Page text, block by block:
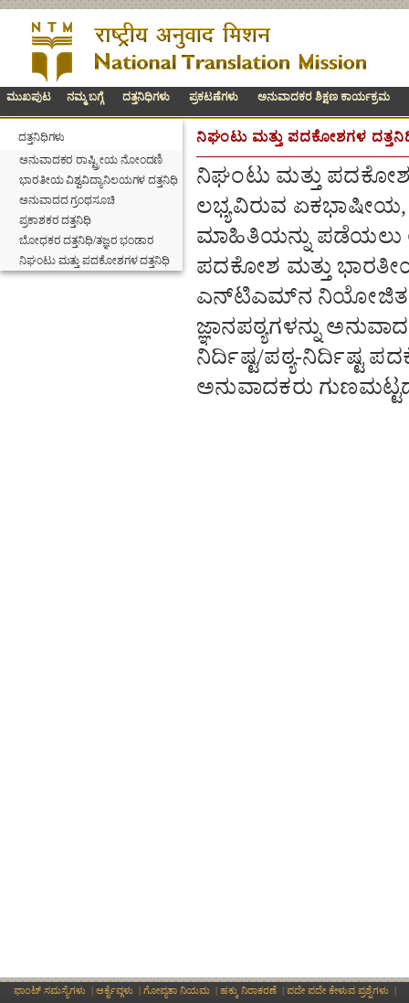
ಮುಖಪುಟ ನಮ್ಮ ಬಗ್ಗೆ ದತ್ತನಿಧಿಗಳು ಪ್ರಕಟಣೆಗಳು ಅನುವಾದಕರ ಶಿಕ್ಷಣ ಕಾರ್ಯಕ್ರಮ
ದತ್ತನಿಧಿಗಳು
ಅನುವಾದಕರ ರಾಷ್ಟ್ರೀಯ ನೋಂದಣಿ
ಭಾರತೀಯ ವಿಶ್ವವಿದ್ಯಾನಿಲಯಗಳ ದತ್ತನಿಧಿ
ಅನುವಾದದ ಗ್ರಂಥಸೂಚಿ
ಪ್ರಕಾಶಕರ ದತ್ತನಿಧಿ
ಬೋಧಕರ ದತ್ತನಿಧಿ/ತಜ್ಞರ ಭಂಡಾರ
ನಿಘಂಟು ಮತ್ತು ಪದಕೋಶಗಳ ದತ್ತನಿಧಿ
ನಿಘಂಟು ಮತ್ತು ಪದಕೋಶಗಳ
ನಿಘಂಟು ಮತ್ತು
ಲಭ್ಯವಿರುವ
ಮಾಹಿತಿಯನ್ನು ಪಡೆಯಲು
ಪದಕೋಶ ಮತ್ತು
ಎನ್‌ಟಿಎಮ್‌ನ ನಿಯೋಜಿತ
ಜ್ಞಾನಪಠ್ಯಗಳನ್ನು
ನಿರ್ದಿಷ್ಟ/ಪಠ್ಯ-ನಿರ್ದಿಷ್ಟ
ಅನುವಾದಕರು
ಫಾಂಟ್ ಸಮಸ್ಯೆಗಳು | ಆರ್ಕೈವ್ಗಳು | ಗೋಪ್ಯತಾ ನಿಯಮ | ಹಕ್ಕು ನಿರಾಕರಣೆ | ಪದೇ ಪದೇ ಕೇಳುವ ಪ್ರಶ್ನೆಗಳು |